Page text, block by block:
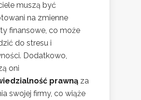
muszą być
na zmienne
finansowe, co może
do stresu i
Dodatkowo,
oni
prawną za
swojej firmy, co wiąże